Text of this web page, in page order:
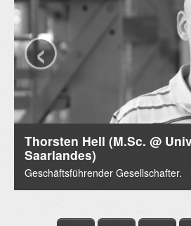
Thorsten Hell (M.Sc. @
Saarlandes)
Geschäftsführender Gesellschafter.
‹